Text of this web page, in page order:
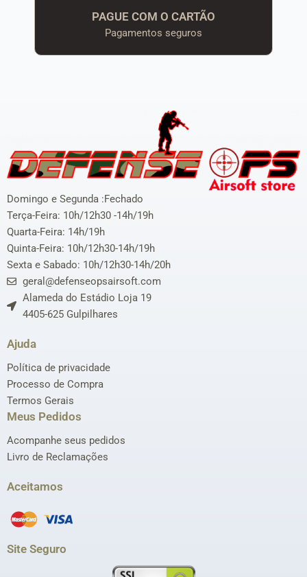
PAGUE COM O CARTÃO
Pagamentos seguros
Domingo e Segunda :Fechado
Terça-Feira: 10h/12h30 -14h/19h
Quarta-Feira: 14h/19h
Quinta-Feira: 10h/12h30-14h/19h
Sexta e Sabado: 10h/12h30-14h/20h
geral@defenseopsairsoft.com
Alameda do Estádio Loja 19
4405-625 Gulpilhares
Ajuda
Política de privacidade
Processo de Compra
Termos Gerais
Meus Pedidos
Acompanhe seus pedidos
Livro de Reclamações
Aceitamos
Site Seguro